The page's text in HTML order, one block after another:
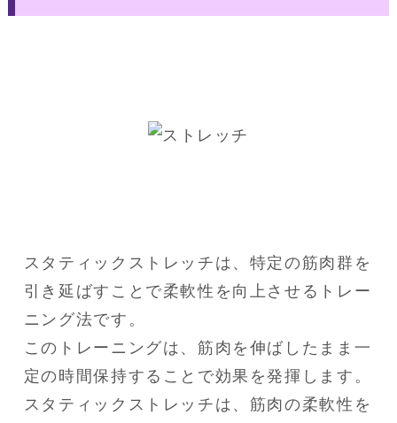
スタティックストレッチは、特定の筋肉群を
引き延ばすことで柔軟性を向上させるトレー
ニング法です。
このトレーニングは、筋肉を伸ばしたまま一
定の時間保持することで効果を発揮します。
スタティックストレッチは、筋肉の柔軟性を